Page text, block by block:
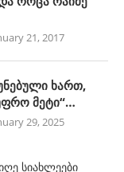
21, 2017
ხართ,
მეტი“…
29, 2025
სიახლეები